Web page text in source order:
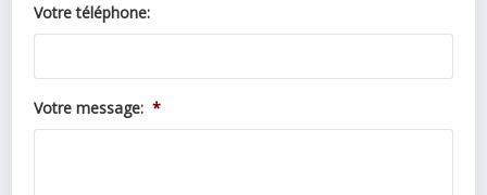
Votre téléphone:
Votre message: *